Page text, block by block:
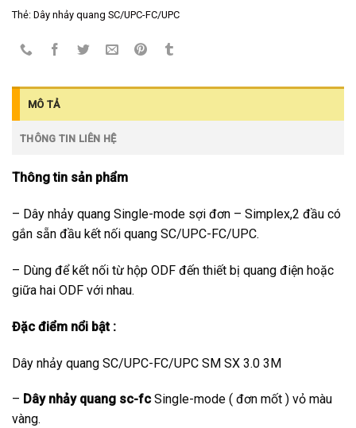
Thẻ: Dây nhảy quang SC/UPC-FC/UPC
MÔ TẢ
THÔNG TIN LIÊN HỆ
Thông tin sản phẩm
– Dây nhảy quang Single-mode sợi đơn – Simplex,2 đầu có
gắn sẵn đầu kết nối quang SC/UPC-FC/UPC.
– Dùng để kết nối từ hộp ODF đến thiết bị quang điện hoặc
giữa hai ODF với nhau.
Đặc điểm nổi bật :
Dây nhảy quang SC/UPC-FC/UPC SM SX 3.0 3M
– Dây nhảy quang sc-fc Single-mode ( đơn mốt ) vỏ màu
vàng.